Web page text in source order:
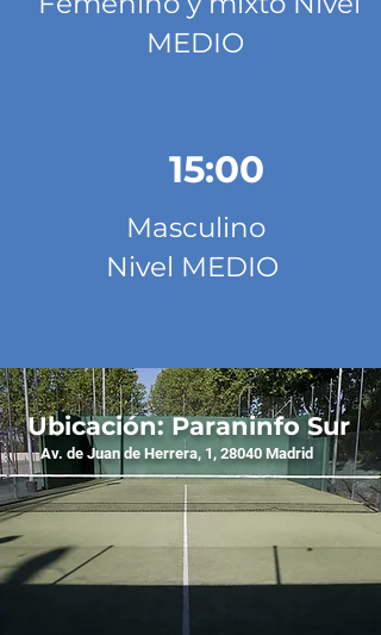
MEDIO
15:00
Masculino
Nivel MEDIO
Ubicación: Paraninfo Sur
Av. de Juan de Herrera, 1, 28040 Madrid